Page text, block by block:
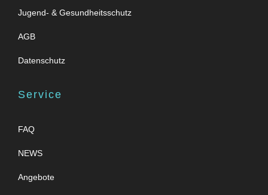
Jugend- & Gesundheitsschutz
AGB
Datenschutz
Service
FAQ
NEWS
Angebote